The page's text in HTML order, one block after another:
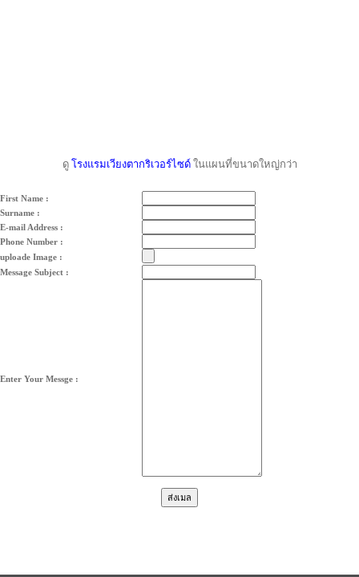
ดู โรงแรมเวียงตากริเวอร์ไซด์ในแผนที่ขนาดใหญ่กว่า
First Name :
Surname :
E-mail Address :
Phone Number :
uploade Image :
Message Subject :
Enter Your Messge :